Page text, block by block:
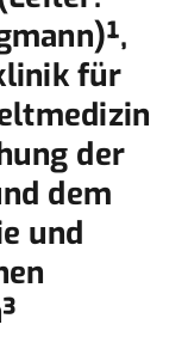
für
der
dem
und